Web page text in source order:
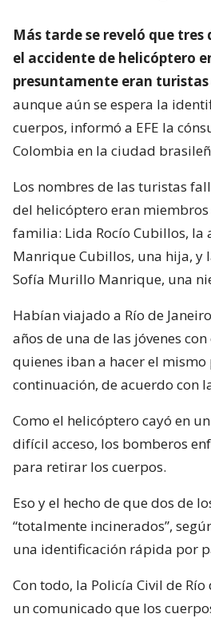
Más tarde se reveló que tres
el accidente de helicóptero
presuntamente eran
aunque aún se espera la
cuerpos, informó a EFE la
Colombia en la ciudad
Los nombres de las turistas
del helicóptero eran
familia: Lida Rocío Cubillos, la
Manrique Cubillos, una hija, y
Sofía Murillo Manrique, una
Habían viajado a Río de
años de una de las jóvenes
quienes iban a hacer el mismo
continuación, de acuerdo con
Como el helicóptero cayó en
difícil acceso, los bomberos
para retirar los cuerpos.
Eso y el hecho de que dos de
“totalmente incinerados”,
una identificación rápida por
Con todo, la Policía Civil de
un comunicado que los